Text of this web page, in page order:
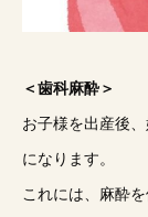
＜歯科麻酔＞
お子様を出産後
になります。
これには、麻酔